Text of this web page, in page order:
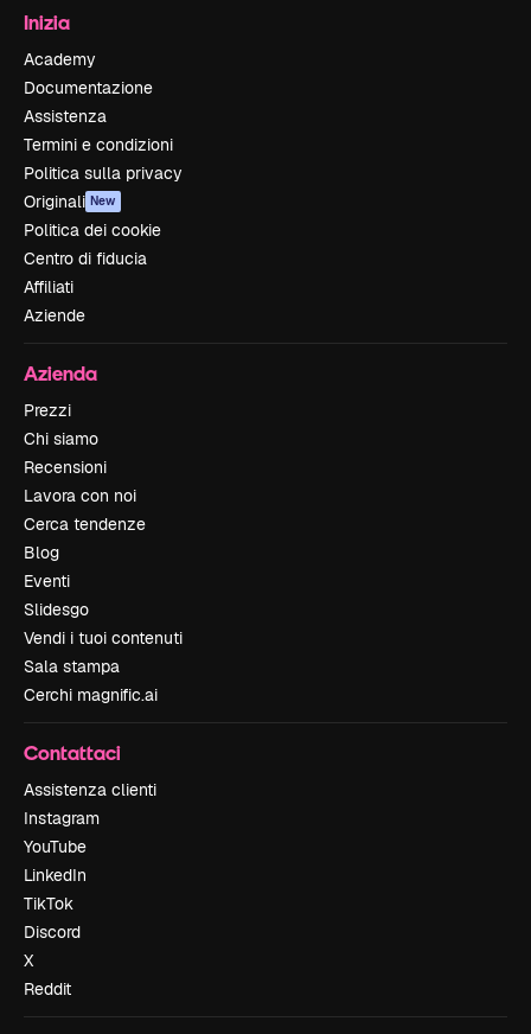
Inizia
Academy
Documentazione
Assistenza
Termini e condizioni
Politica sulla privacy
Originali New
Politica dei cookie
Centro di fiducia
Affiliati
Aziende
Azienda
Prezzi
Chi siamo
Recensioni
Lavora con noi
Cerca tendenze
Blog
Eventi
Slidesgo
Vendi i tuoi contenuti
Sala stampa
Cerchi magnific.ai
Contattaci
Assistenza clienti
Instagram
YouTube
LinkedIn
TikTok
Discord
X
Reddit